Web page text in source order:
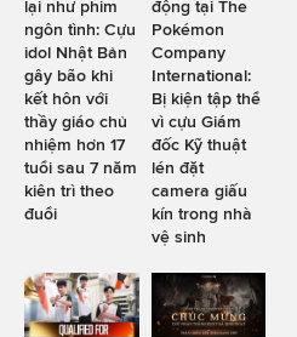
lại như phim
ngôn tình: Cựu
idol Nhật Bản
gây bão khi
kết hôn với
thầy giáo chủ
nhiệm hơn 17
tuổi sau 7 năm
kiên trì theo
đuổi
động tại The
Pokémon
Company
International:
Bị kiện tập thể
vì cựu Giám
đốc Kỹ thuật
lén đặt
camera giấu
kín trong nhà
vệ sinh